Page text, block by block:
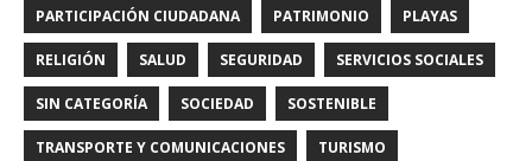
PARTICIPACIÓN CIUDADANA PATRIMONIO PLAYAS
RELIGIÓN SALUD SEGURIDAD SERVICIOS SOCIALES
SIN CATEGORÍA SOCIEDAD SOSTENIBLE
TRANSPORTE Y COMUNICACIONES TURISMO